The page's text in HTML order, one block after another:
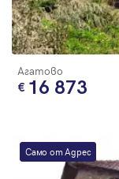
Агатово
16 873
Само от Адрес
Парола